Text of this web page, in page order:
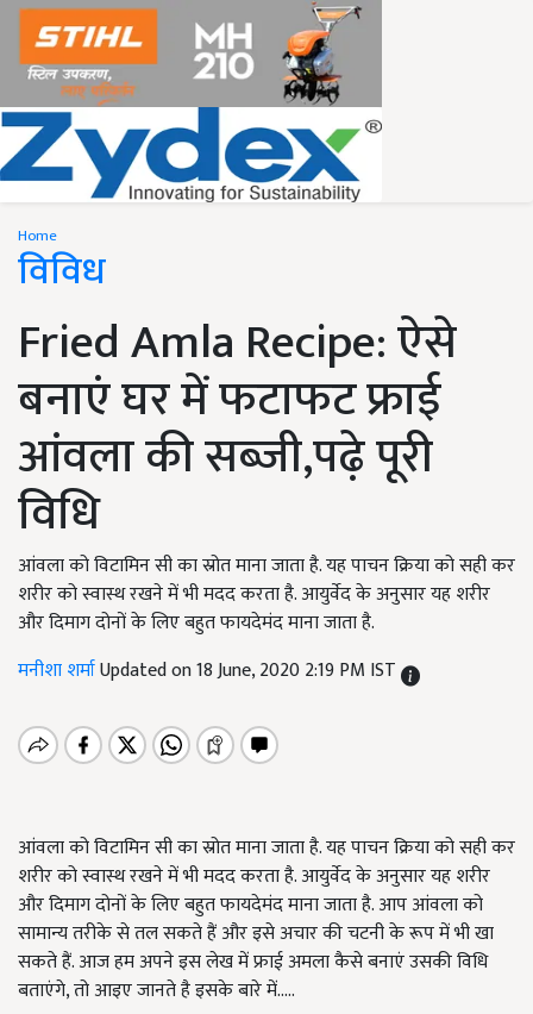
Home
विविध
Fried Amla Recipe: ऐसे
बनाएं घर में फटाफट फ्राई
आंवला की सब्जी,पढ़े पूरी
विधि
आंवला को विटामिन सी का स्रोत माना जाता है. यह पाचन क्रिया को सही कर
शरीर को स्वास्थ रखने में भी मदद करता है. आयुर्वेद के अनुसार यह शरीर
और दिमाग दोनों के लिए बहुत फायदेमंद माना जाता है.
मनीशा शर्माUpdated on 18 June, 2020 2:19 PM IST
आंवला को विटामिन सी का स्रोत माना जाता है. यह पाचन क्रिया को सही कर
शरीर को स्वास्थ रखने में भी मदद करता है. आयुर्वेद के अनुसार यह शरीर
और दिमाग दोनों के लिए बहुत फायदेमंद माना जाता है. आप आंवला को
सामान्य तरीके से तल सकते हैं और इसे अचार की चटनी के रूप में भी खा
सकते हैं. आज हम अपने इस लेख में फ्राई अमला कैसे बनाएं उसकी विधि
बताएंगे, तो आइए जानते है इसके बारे में.....